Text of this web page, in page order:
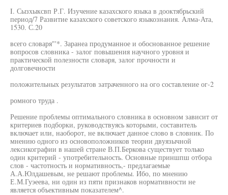
I. Сызхыксвп Р.Г. Изучение казахского языка в дооктябрьский
период/7 Развитие казахского советского языкознания. Алма-Ата,
1530. С.20
всего словаря"'*. Заранеа продуманное и обоснованное решение
вопросов словника - залог повышения научного уровня и
практической полезности словаря, залог прочности и
долговечности
положительных результатов затраченного на ого составление ог-2
ромного труда .
Решение проблемы оптимального словника в основном зависит от
критериев подборки, руководствуясь которыми, составитель
включает или, наоборот, не включает данное слово в словник. По
мнению одного из основоположников теории двуязычной
лексикографии в нашей стране В.П.Беркова существует только
один критерий - употребительность. Основные приншпш отбора
слов - частотность и нормативность,- предлагаемые
А.А.Юлдашевым, не решают проблемы. Ибо, по мнению
Е.М.Гуэеева, ни один из пяти признаков нормативности не
является объективным показателем^.